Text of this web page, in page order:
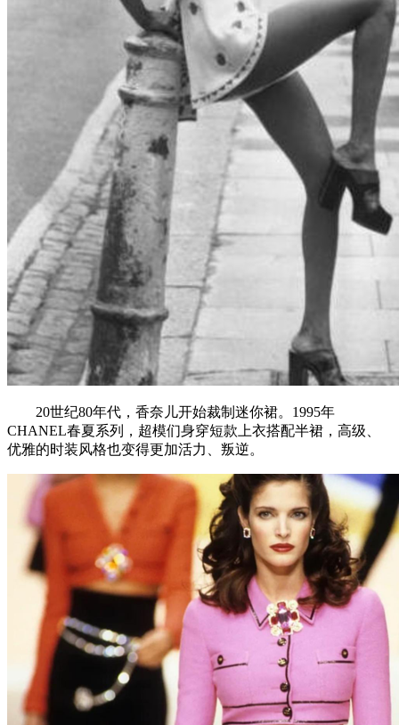
20世纪80年代，香奈儿开始裁制迷你裙。1995年
CHANEL春夏系列，超模们身穿短款上衣搭配半裙，高级、
优雅的时装风格也变得更加活力、叛逆。